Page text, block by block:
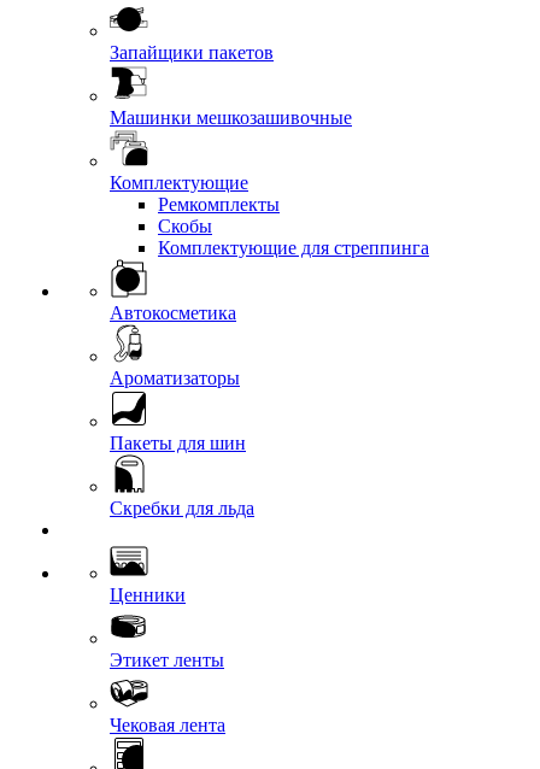
Запайщики пакетов
Машинки мешкозашивочные
Комплектующие
Ремкомплекты
Скобы
Комплектующие для стреппинга
Автокосметика
Ароматизаторы
Пакеты для шин
Скребки для льда
Ценники
Этикет ленты
Чековая лента